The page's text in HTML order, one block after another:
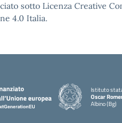
sotto Licenza Creative
4.0 Italia.
Istituto
Oscar
Albino (Bg)